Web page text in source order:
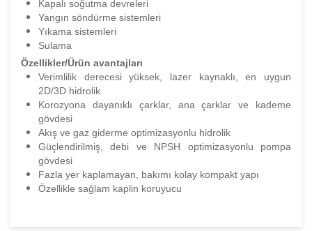
Kapalı soğutma devreleri
Yangın söndürme sistemleri
Yıkama sistemleri
Sulama
Özellikler/Ürün avantajları
Verimlilik derecesi yüksek, lazer kaynaklı, en uygun
2D/3D hidrolik
Korozyona dayanıklı çarklar, ana çarklar ve kademe
gövdesi
Akış ve gaz giderme optimizasyonlu hidrolik
Güçlendirilmiş, debi ve NPSH optimizasyonlu pompa
gövdesi
Fazla yer kaplamayan, bakımı kolay kompakt yapı
Özellikle sağlam kaplin koruyucu